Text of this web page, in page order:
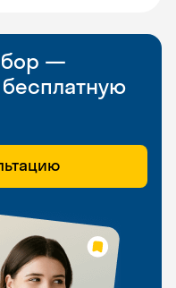
—
бесплатную